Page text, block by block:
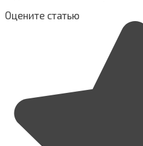
Оцените статью